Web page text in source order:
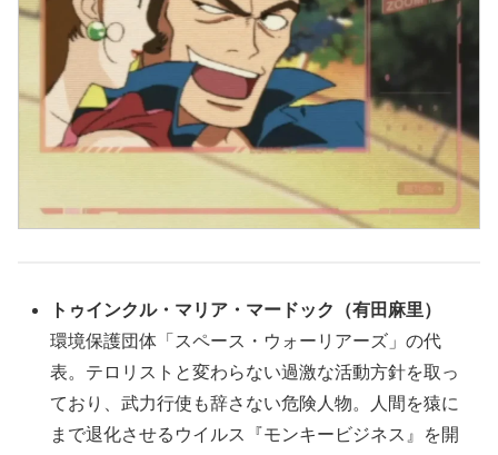
トゥインクル・マリア・マードック
（有田麻里）
環境保護団体「スペース・ウォーリアーズ」の代
表。テロリストと変わらない過激な活動方針を取っ
ており、武力行使も辞さない危険人物。人間を猿に
まで退化させるウイルス『モンキービジネス』を開